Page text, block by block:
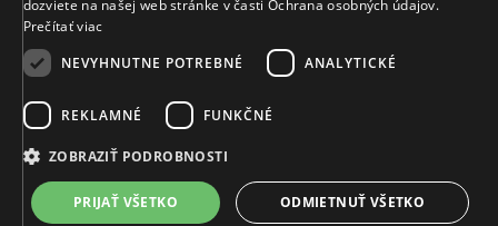
2 724 €
Vyrobíme a doručíme do 28 dní
VIAC INFO
© MIKUŠ DIAMONDS, A.S. 2026. VŠETKY PRÁVA VYHRADENÉ.
dozviete na našej web stránke v časti Ochrana osobných údajov.
Prečítať viac
NEVYHNUTNE POTREBNÉ
ANALYTICKÉ
REKLAMNÉ FUNKČNÉ
ZOBRAZIŤ PODROBNOSTI
PRIJAŤ VŠETKO ODMIETNUŤ VŠETKO